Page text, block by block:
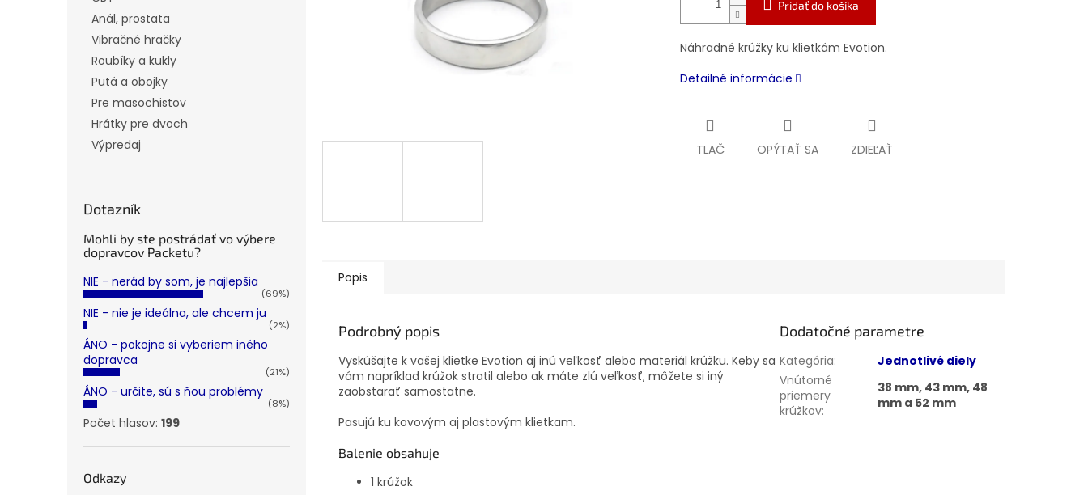
Anál, prostata
Vibračné hračky
Roubíky a kukly
Putá a obojky
Pre masochistov
Hrátky pre dvoch
Výpredaj
Dotazník
Mohli by ste postrádať vo výbere
dopravcov Packetu?
NIE - nerád by som, je najlepšia
(69%)
NIE - nie je ideálna, ale chcem ju
(2%)
ÁNO - pokojne si vyberiem iného
dopravca
(21%)
ÁNO - určite, sú s ňou problémy
(8%)
Počet hlasov: 199
Odkazy
Pridať do košíka
Náhradné krúžky ku klietkám Evotion.
Detailné informácie
TLAČ OPÝTAŤ SA ZDIEĽAŤ
Popis
Podrobný popis
Vyskúšajte k vašej klietke Evotion aj inú veľkosť alebo materiál krúžku. Keby sa
vám napríklad krúžok stratil alebo ak máte zlú veľkosť, môžete si iný
zaobstarať samostatne.
Pasujú ku kovovým aj plastovým klietkam.
Balenie obsahuje
1 krúžok
Dodatočné parametre
Kategória:
Jednotlivé diely
Vnútorné
priemery
krúžkov:
38 mm, 43 mm, 48
mm a 52 mm